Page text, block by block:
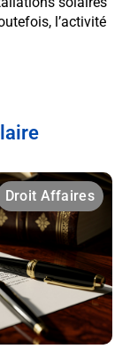
l’activité
Droit Affaires